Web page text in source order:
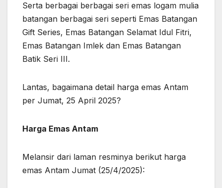
Serta berbagai berbagai seri emas logam mulia
batangan berbagai seri seperti Emas Batangan
Gift Series, Emas Batangan Selamat Idul Fitri,
Emas Batangan Imlek dan Emas Batangan
Batik Seri III.
Lantas, bagaimana detail harga emas Antam
per Jumat, 25 April 2025?
Harga Emas Antam
Melansir dari laman resminya berikut harga
emas Antam Jumat (25/4/2025):